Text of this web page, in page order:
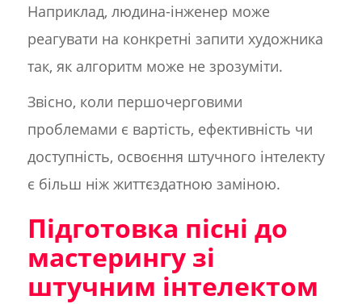
Наприклад, людина-інженер може
реагувати на конкретні запити художника
так, як алгоритм може не зрозуміти.
Звісно, коли першочерговими
проблемами є вартість, ефективність чи
доступність, освоєння штучного інтелекту
є більш ніж життєздатною заміною.
Підготовка пісні до
мастерингу зі
штучним інтелектом